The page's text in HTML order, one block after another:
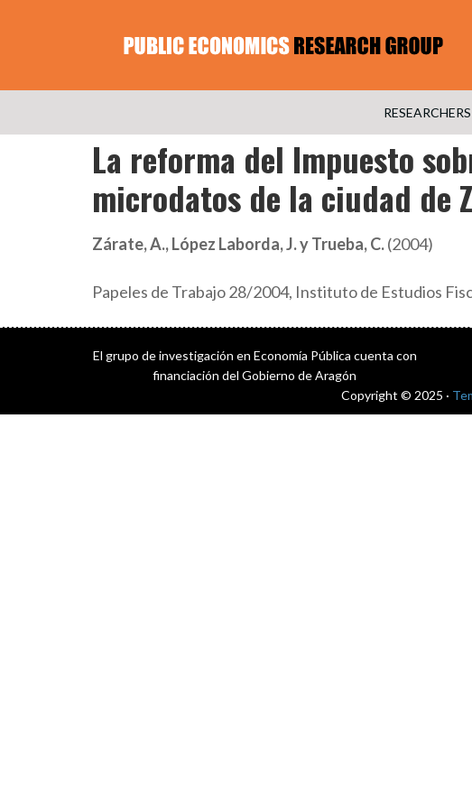
RESEARCHERS
La reforma del Impuesto
microdatos de la ciudad de
Zárate, A., López Laborda, J. y Trueba, C.(2004)
Papeles de Trabajo 28/2004, Instituto de Estudios
El grupo de investigación en Economía Pública cuenta con
financiación del Gobierno de Aragón
Copyright © 2025 ·